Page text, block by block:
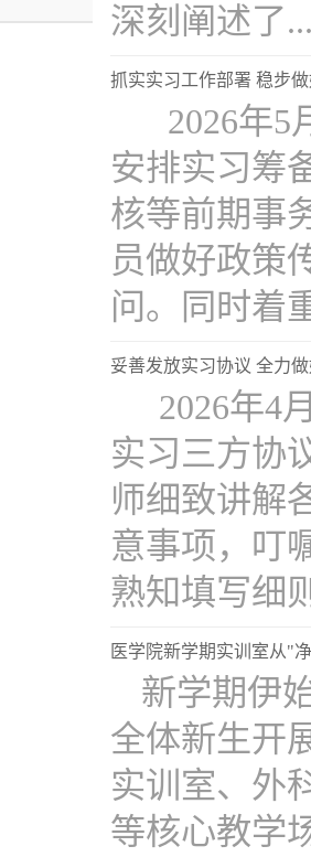
深刻阐述了
抓实实习工作部署 稳步
2026年5
安排实习筹
核等前期事
员做好政策
问。同时着
妥善发放实习协议 全力
2026年4
实习三方协
师细致讲解
意事项，叮
熟知填写细
医学院新学期实训室从"
新学期伊
全体新生开
实训室、外
等核心教学